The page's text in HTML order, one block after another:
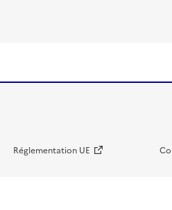
Réglementation UE